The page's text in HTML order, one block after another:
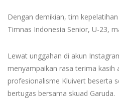
Dengan demikian, tim
Timnas Indonesia Senior, U-23,
Lewat unggahan di akun
menyampaikan rasa terima kasih
profesionalisme Kluivert beserta
bertugas bersama skuad Garuda.